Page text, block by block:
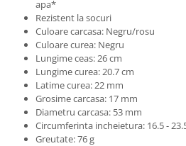
apa*
Rezistent la socuri
Culoare carcasa: Negru/rosu
Culoare curea: Negru
Lungime ceas: 26 cm
Lungime curea: 20.7 cm
Latime curea: 22 mm
Grosime carcasa: 17 mm
Diametru carcasa: 53 mm
Circumferinta incheietura: 16.5 -
Greutate: 76 g